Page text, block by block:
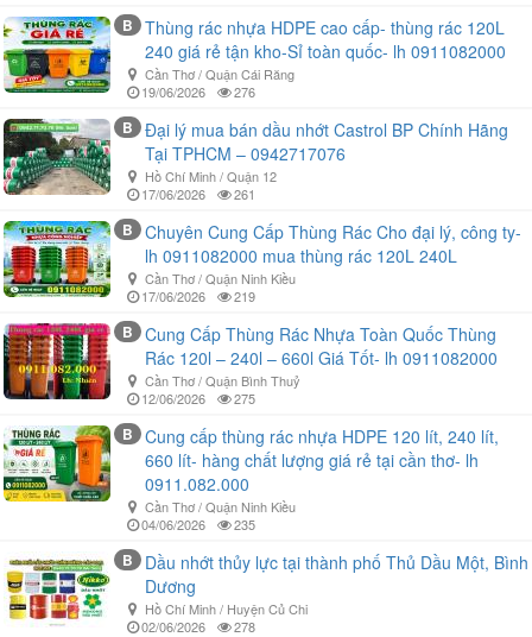
B
Thùng rác nhựa HDPE cao cấp- thùng rác 120L
240 giá rẻ tận kho-Sỉ toàn quốc- lh 0911082000
Cần Thơ / Quận Cái Răng
19/06/2026
276
B
Đại lý mua bán dầu nhớt Castrol BP Chính Hãng
Tại TPHCM – 0942717076
Hồ Chí Minh / Quận 12
17/06/2026
261
B
Chuyên Cung Cấp Thùng Rác Cho đại lý, công ty-
lh 0911082000 mua thùng rác 120L 240L
Cần Thơ / Quận Ninh Kiều
17/06/2026
219
B
Cung Cấp Thùng Rác Nhựa Toàn Quốc Thùng
Rác 120l – 240l – 660l Giá Tốt- lh 0911082000
Cần Thơ / Quận Bình Thuỷ
12/06/2026
275
B
Cung cấp thùng rác nhựa HDPE 120 lít, 240 lít,
660 lít- hàng chất lượng giá rẻ tại cần thơ- lh
0911.082.000
Cần Thơ / Quận Ninh Kiều
04/06/2026
235
B
Dầu nhớt thủy lực tại thành phố Thủ Dầu Một, Bình
Dương
Hồ Chí Minh / Huyện Củ Chi
02/06/2026
278